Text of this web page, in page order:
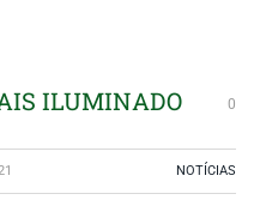
ILUMINADO 0
NOTÍCIAS